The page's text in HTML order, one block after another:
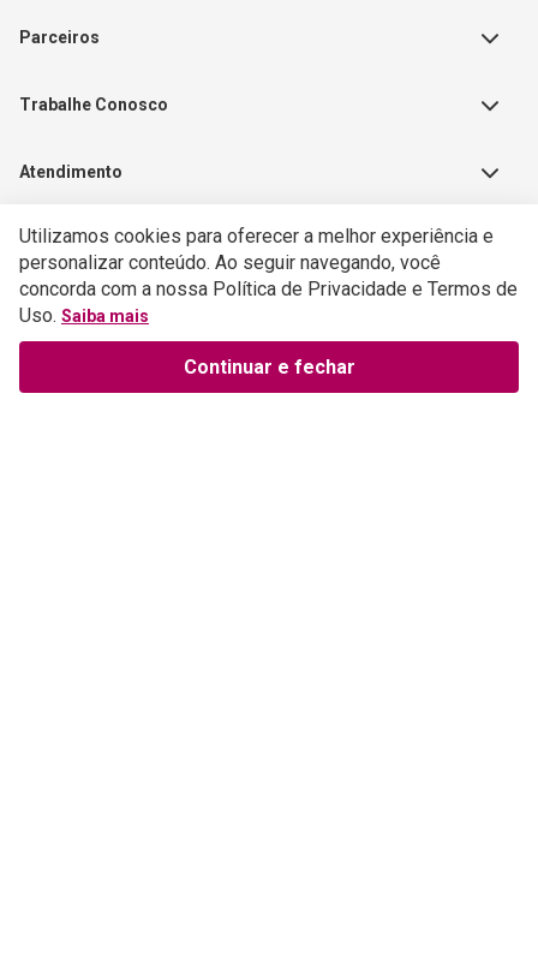
Sobre a Empresa
Política de Vendas
Catálogos de Produtos
Parceiros
Teste Maeztra
Editorial Patmos
FAECAD
Trabalhe Conosco
Fale Conosco
Nossas Lojas
Atendimento
17:30h
Exceto feriados
WhatsApp:
atendimento@cpad.com.br
Selos de Segurança
Formas de Pagamento
Utilizamos cookies para oferecer a melhor experiência e
personalizar conteúdo. Ao seguir navegando, você
concorda com a nossa Política de Privacidade e Termos de
Uso. Saiba mais
Continuar e fechar